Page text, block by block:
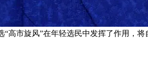
“高市旋风”在年轻选民中发挥了作用，将